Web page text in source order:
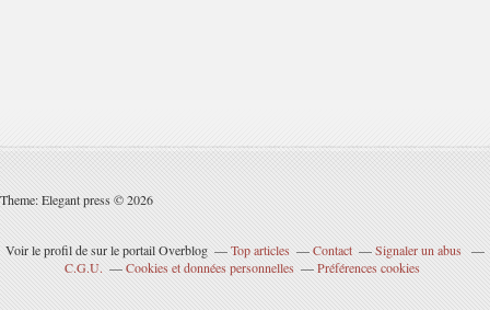
Theme: Elegant press © 2026
Voir le profil desur le portail Overblog Top articles Contact
Signaler un abus
C.G.U.
Cookies et données personnelles Préférences cookies